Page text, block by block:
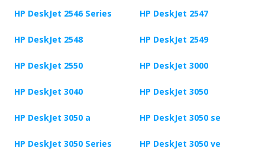
HP DeskJet 2546 Series HP DeskJet 2547
HP DeskJet 2548 HP DeskJet 2549
HP DeskJet 2550 HP DeskJet 3000
HP DeskJet 3040 HP DeskJet 3050
HP DeskJet 3050 a HP DeskJet 3050 se
HP DeskJet 3050 Series HP DeskJet 3050 ve